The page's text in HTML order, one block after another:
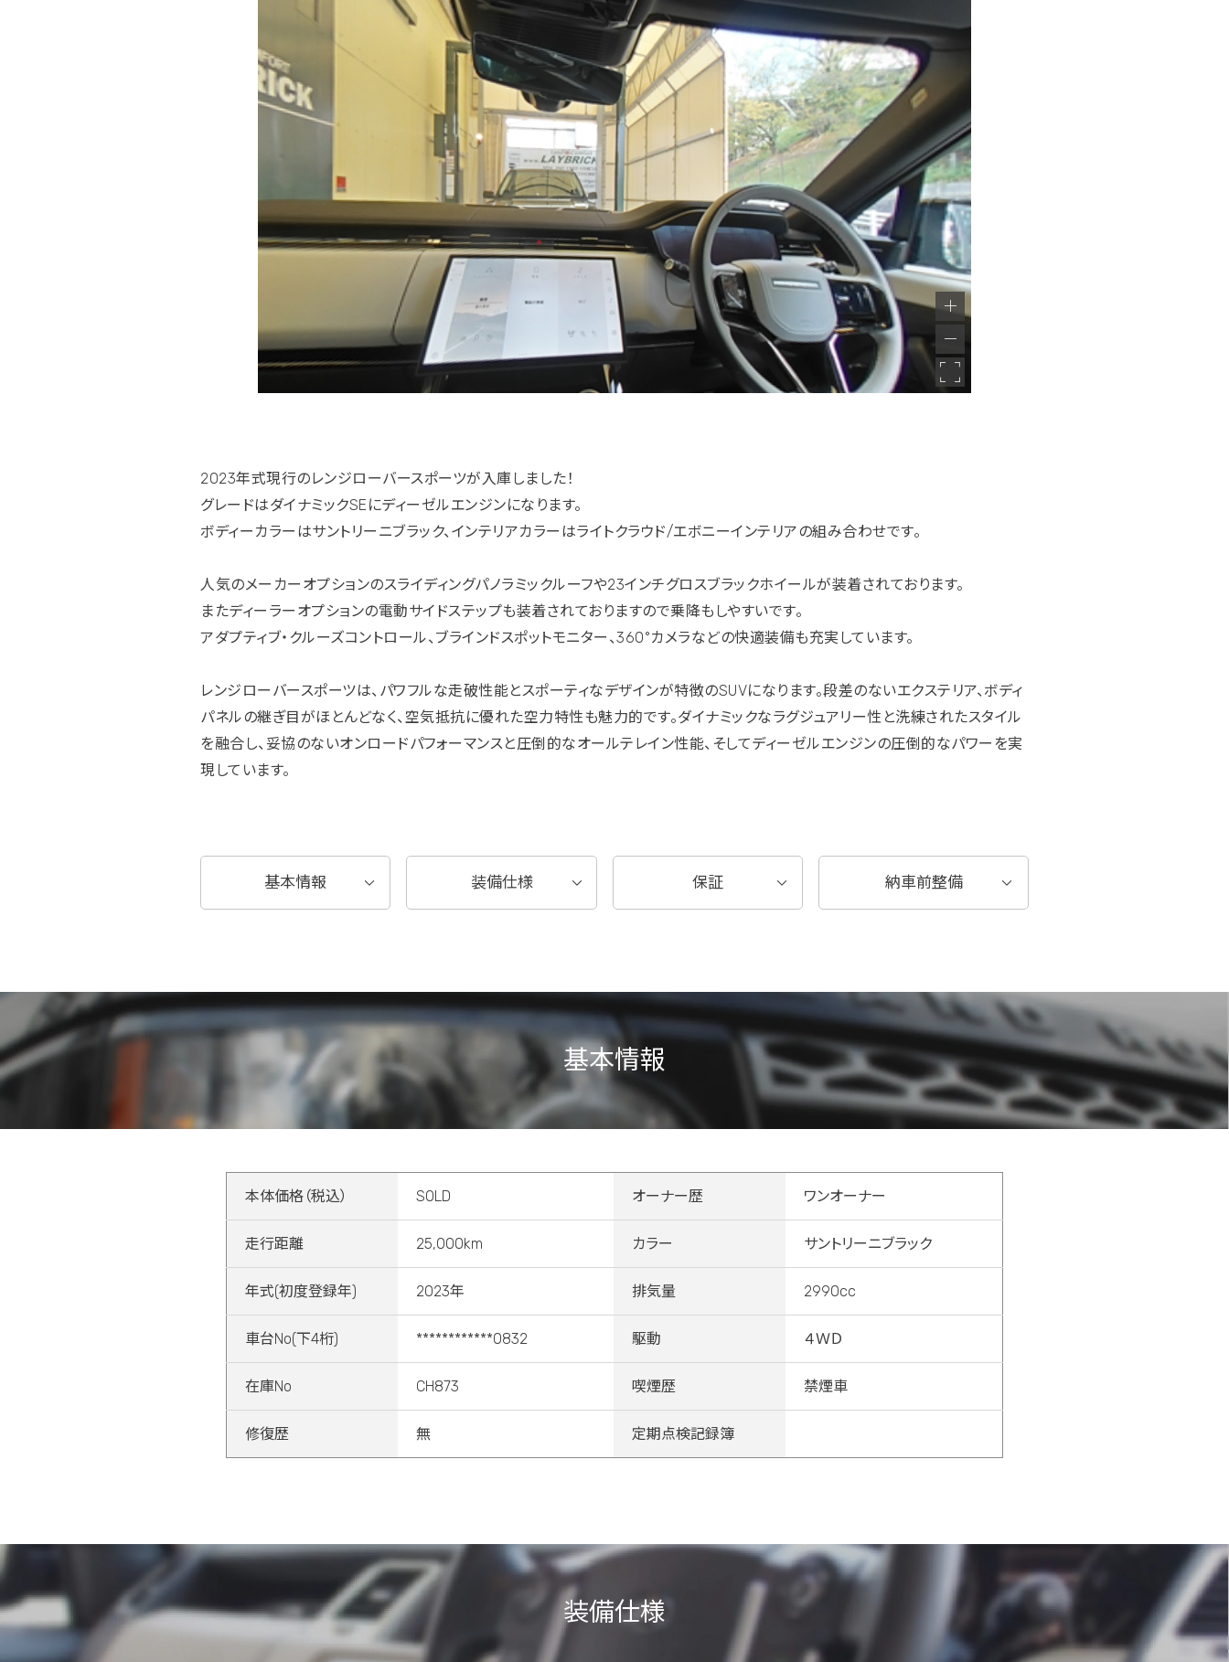
2023年式現行のレンジローバースポーツが入庫しました！
グレードはダイナミックSEにディーゼルエンジンになります。
ボディーカラーはサントリーニブラック、インテリアカラーはライトクラウド/エボニーインテリアの組み合わせです。
人気のメーカーオプションのスライディングパノラミックルーフや23インチグロスブラックホイールが装着されております。
またディーラーオプションの電動サイドステップも装着されておりますので乗降もしやすいです。
アダプティブ・クルーズコントロール、ブラインドスポットモニター、360°カメラなどの快適装備も充実しています。
レンジローバースポーツは、パワフルな走破性能とスポーティなデザインが特徴のSUVになります。段差のないエクステリア、ボディ
パネルの継ぎ目がほとんどなく、空気抵抗に優れた空力特性も魅力的です。ダイナミックなラグジュアリー性と洗練されたスタイル
を融合し、妥協のないオンロードパフォーマンスと圧倒的なオールテレイン性能、そしてディーゼルエンジンの圧倒的なパワーを実
現しています。
基本情報 装備仕様 保証 納車前整備
基本情報
本体価格（税込） SOLD オーナー歴 ワンオーナー
走行距離 25,000km カラー サントリーニブラック
年式(初度登録年) 2023年 排気量 2990cc
車台No(下4桁) ************0832 駆動 ４ＷＤ
在庫No CH873 喫煙歴 禁煙車
修復歴 無 定期点検記録簿
装備仕様